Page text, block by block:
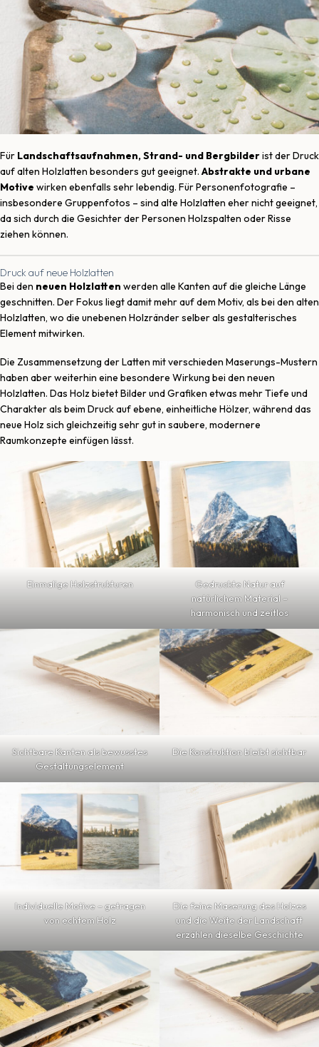
Für Landschaftsaufnahmen, Strand- und Bergbilderist der Druck
auf alten Holzlatten besonders gut geeignet. Abstrakte und urbane
Motive wirken ebenfalls sehr lebendig. Für Personenfotografie –
insbesondere Gruppenfotos – sind alte Holzlatten eher nicht geeignet,
da sich durch die Gesichter der Personen Holzspalten oder Risse
ziehen können.
Druck auf neue Holzlatten
Bei den neuen Holzlatten werden alle Kanten auf die gleiche Länge
geschnitten. Der Fokus liegt damit mehr auf dem Motiv, als bei den alten
Holzlatten, wo die unebenen Holzränder selber als gestalterisches
Element mitwirken.
Die Zusammensetzung der Latten mit verschieden Maserungs-Mustern
haben aber weiterhin eine besondere Wirkung bei den neuen
Holzlatten. Das Holz bietet Bilder und Grafiken etwas mehr Tiefe und
Charakter als beim Druck auf ebene, einheitliche Hölzer, während das
neue Holz sich gleichzeitig sehr gut in saubere, modernere
Raumkonzepte einfügen lässt.
Einmalige Holzstrukturen
Gedruckte Natur auf
natürlichem Material –
harmonisch und zeitlos
Sichtbare Kanten als bewusstes
Gestaltungselement
Die Konstruktion bleibt sichtbar
Individuelle Motive – getragen
von echtem Holz
Die feine Maserung des Holzes
und die Weite der Landschaft
erzählen dieselbe Geschichte